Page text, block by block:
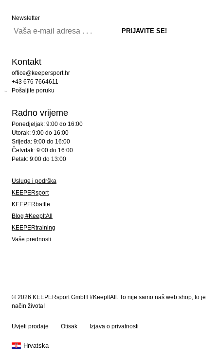
Newsletter
Kontakt
office@keepersport.hr
+43 676 7664611
Pošaljite poruku
Radno vrijeme
Ponedjeljak: 9:00 do 16:00
Utorak: 9:00 do 16:00
Srijeda: 9:00 do 16:00
Četvrtak: 9:00 do 16:00
Petak: 9:00 do 13:00
Usluge i podrška
KEEPERsport
KEEPERbattle
Blog #KeepItAll
KEEPERtraining
Vaše prednosti
© 2026 KEEPERsport GmbH #KeepItAll. To nije samo naš web shop, to je
način života!
Uvjeti prodaje Otisak Izjava o privatnosti
Hrvatska